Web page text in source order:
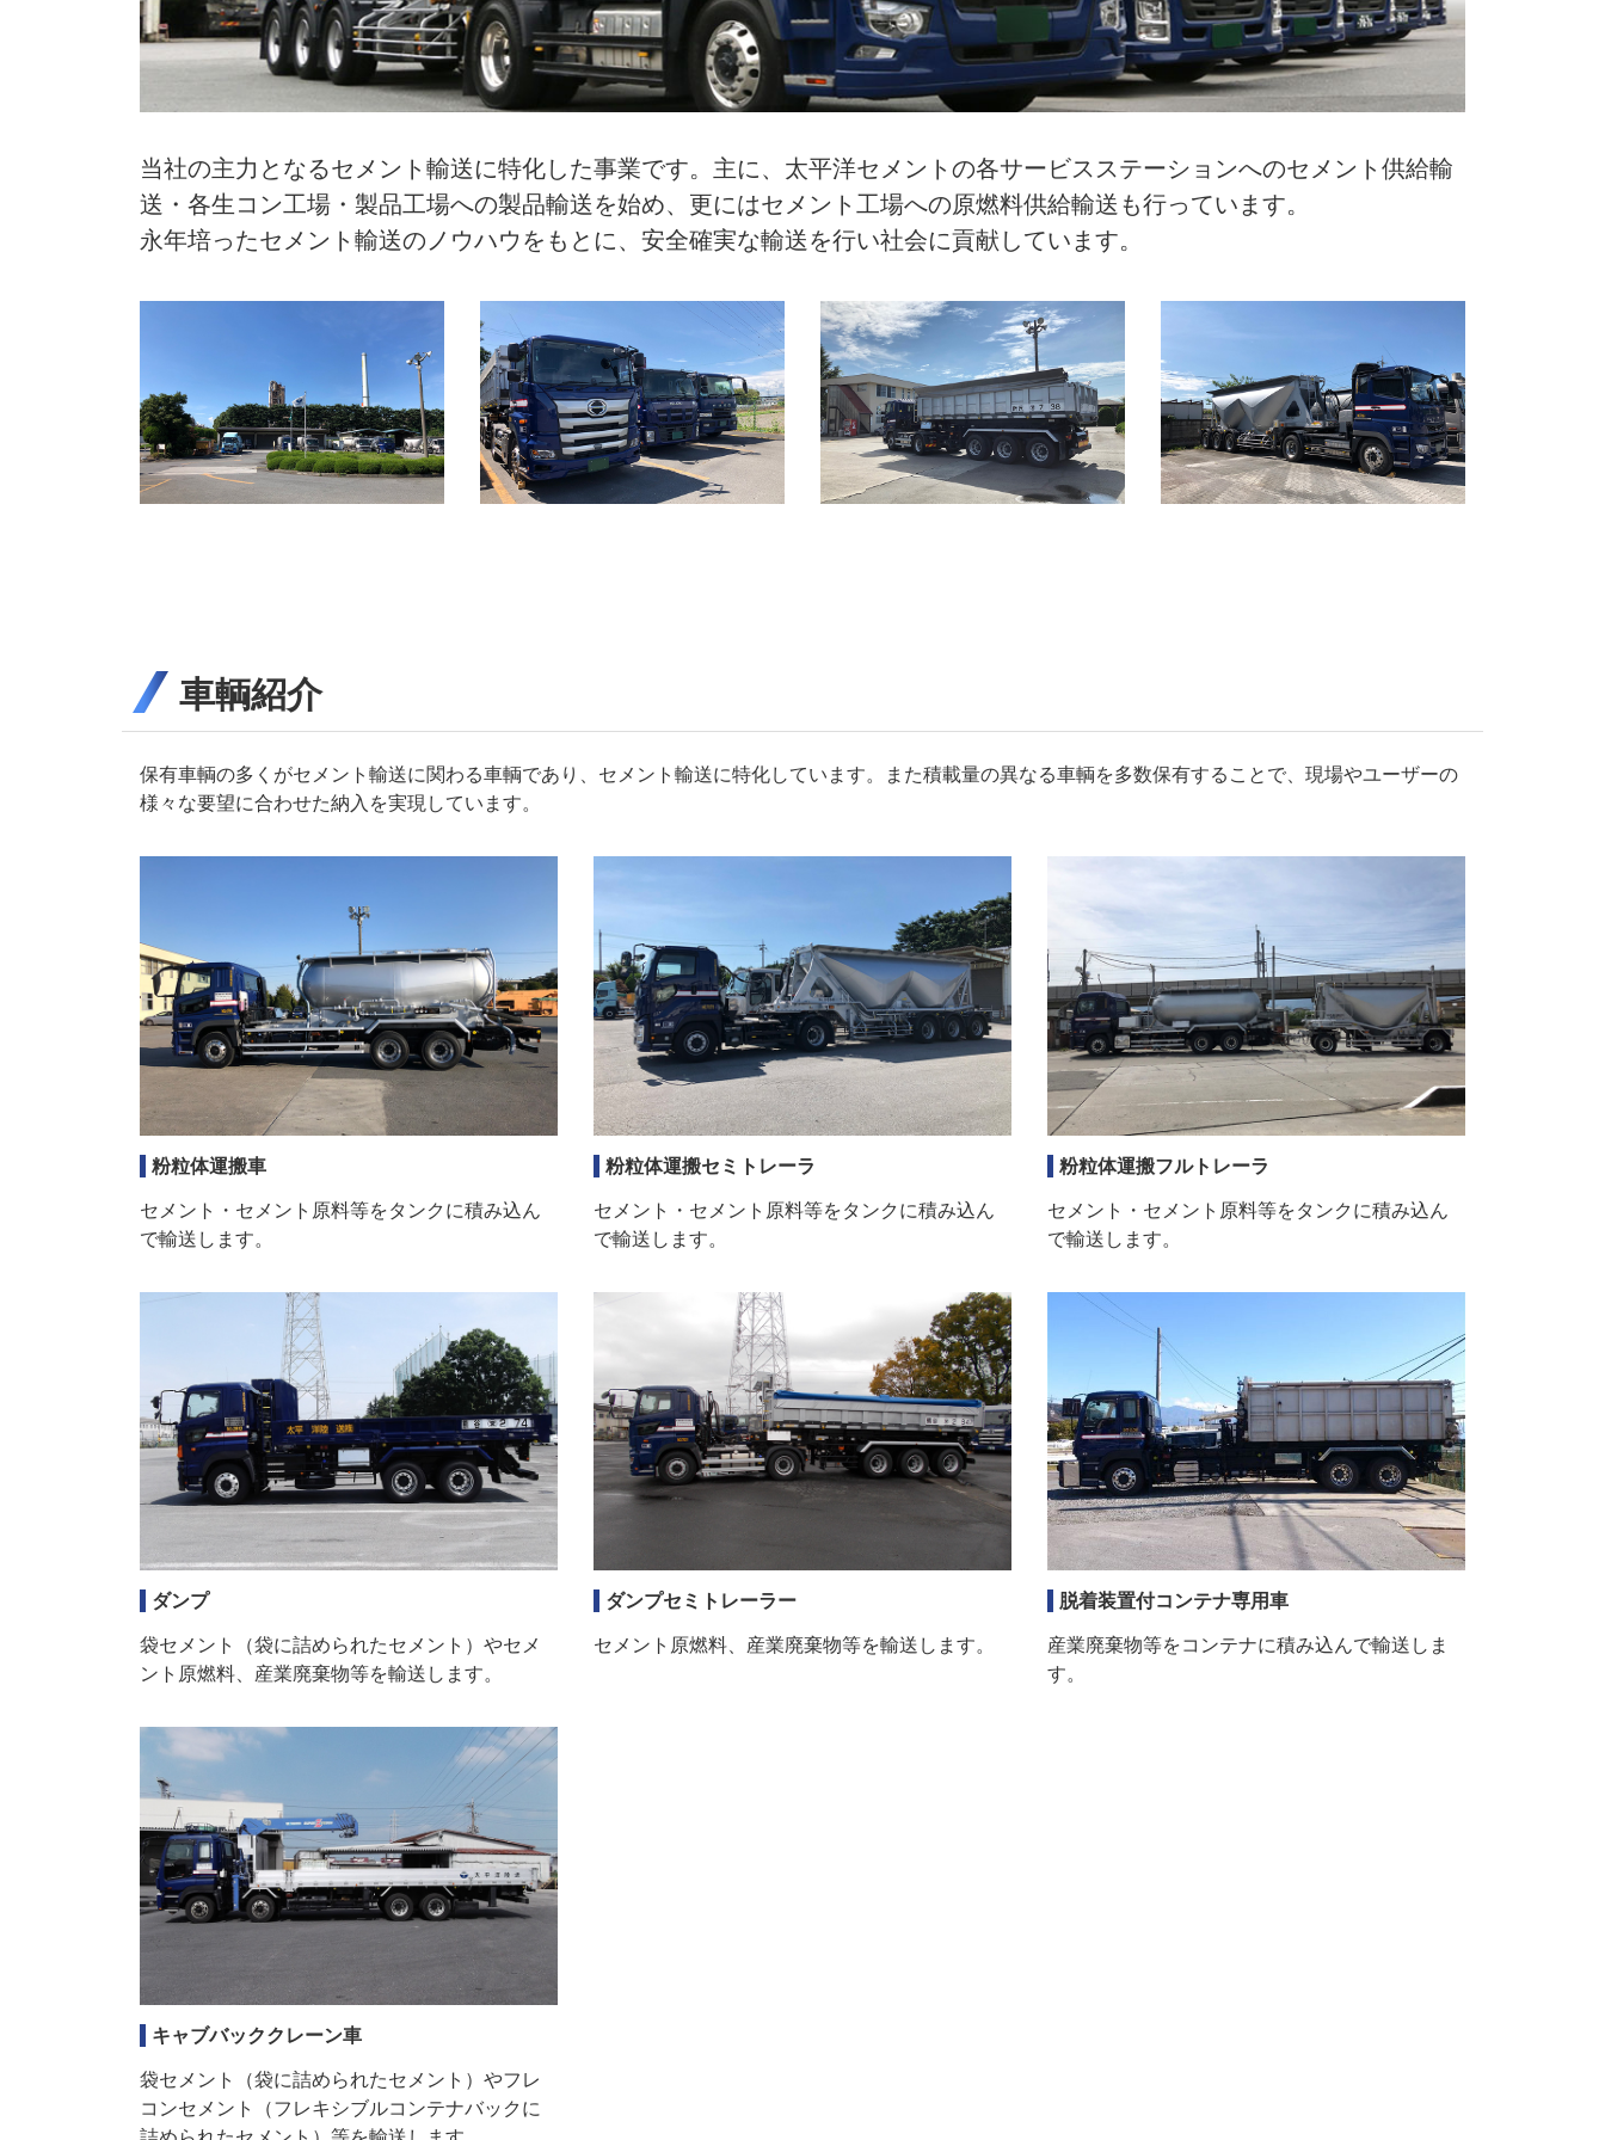
当社の主力となるセメント輸送に特化した事業です。主に、太平洋セメントの各サービスステーションへのセメント供給輸
送・各生コン工場・製品工場への製品輸送を始め、更にはセメント工場への原燃料供給輸送も行っています。
永年培ったセメント輸送のノウハウをもとに、安全確実な輸送を行い社会に貢献しています。
車輌紹介
保有車輌の多くがセメント輸送に関わる車輌であり、セメント輸送に特化しています。また積載量の異なる車輌を多数保有することで、現場やユーザーの
様々な要望に合わせた納入を実現しています。
粉粒体運搬車
セメント・セメント原料等をタンクに積み込ん
で輸送します。
粉粒体運搬セミトレーラ
セメント・セメント原料等をタンクに積み込ん
で輸送します。
粉粒体運搬フルトレーラ
セメント・セメント原料等をタンクに積み込ん
で輸送します。
ダンプ
袋セメント（袋に詰められたセメント）やセメ
ント原燃料、産業廃棄物等を輸送します。
ダンプセミトレーラー
セメント原燃料、産業廃棄物等を輸送します。
脱着装置付コンテナ専用車
産業廃棄物等をコンテナに積み込んで輸送しま
す。
キャブバッククレーン車
袋セメント（袋に詰められたセメント）やフレ
コンセメント（フレキシブルコンテナバックに